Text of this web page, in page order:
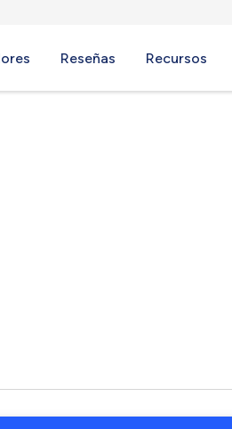
Reseñas Recursos